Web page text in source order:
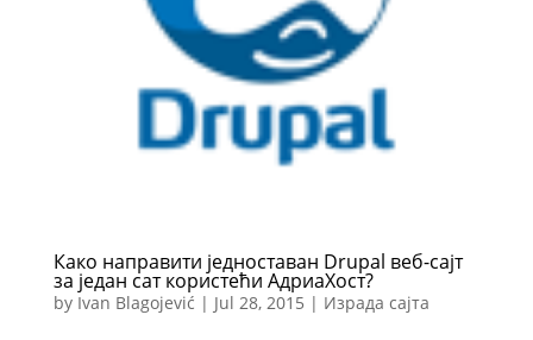
Како направити једноставан Drupal веб-сајт
за један сат користећи АдриаХост?
by Ivan Blagojević | Jul 28, 2015 | Израда сајта